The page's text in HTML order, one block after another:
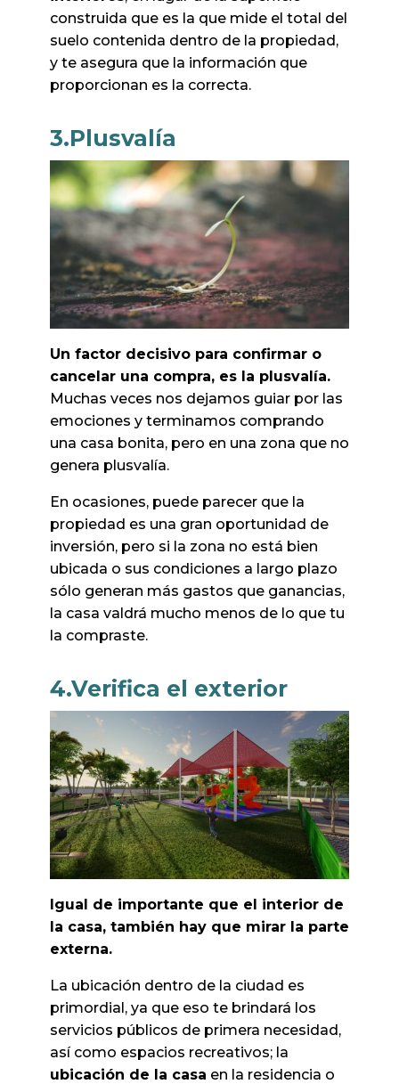
construida que es la que mide el total del
suelo contenida dentro de la propiedad,
y te asegura que la información que
proporcionan es la correcta.
3.Plusvalía
Un factor decisivo para confirmar o
cancelar una compra, es la plusvalía.
Muchas veces nos dejamos guiar por las
emociones y terminamos comprando
una casa bonita, pero en una zona que no
genera plusvalía.
En ocasiones, puede parecer que la
propiedad es una gran oportunidad de
inversión, pero si la zona no está bien
ubicada o sus condiciones a largo plazo
sólo generan más gastos que ganancias,
la casa valdrá mucho menos de lo que tu
la compraste.
4.Verifica el exterior
Igual de importante que el interior de
la casa, también hay que mirar la parte
externa.
La ubicación dentro de la ciudad es
primordial, ya que eso te brindará los
servicios públicos de primera necesidad,
así como espacios recreativos; la
ubicación de la casa en la residencia o